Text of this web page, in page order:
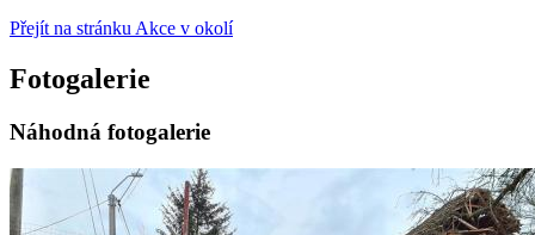
Přejít na stránku Akce v okolí
Fotogalerie
Náhodná fotogalerie